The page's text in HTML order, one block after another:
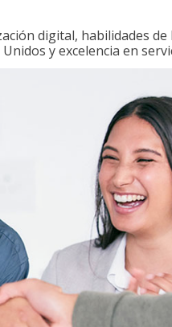
digital, habilidades de
y excelencia en